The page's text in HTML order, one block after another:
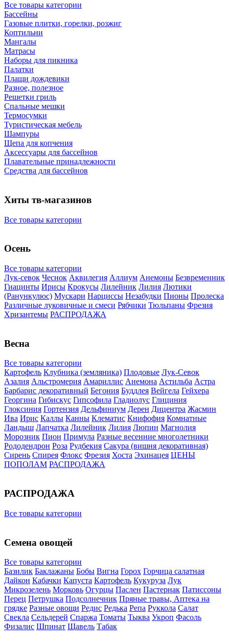
Все товары категории
Бассейны
Газовые плитки, горелки, розжиг
Коптильни
Мангалы
Матрасы
Наборы для пикника
Палатки
Плащи дождевики
Разное, полезное
Решетки гриль
Спальные мешки
Термосумки
Туристическая мебель
Шампуры
Щепа для копчения
Аксессуары для бассейнов
Плавательные принадлежности
Средства для бассейнов
Хиты тв-магазинов
Все товары категории
Осень
Все товары категории
Лук-севок Чеснок Аквилегия Аллиум Анемоны Безвременник
Гиацинты Ирисы Крокусы Лилейник Лилия Лютики
(Ранункулюс) Мускари Нарцисcы Незабудки Пионы Пролеска
Различные луковичные и смеси Рябчики Тюльпаны Фрезия
Хризантемы РАСПРОДАЖА
Весна
Все товары категории
Картофель Клубника (земляника) Плодовые Лук-Севок
Азалия Альстромерия Амариллис Анемона Астильба Астра
Барбарис декоративный Бегония Буддлея Вейгела Гейхера
Георгина Гибискус Гипсофила Гладиолус Глициния
Глоксиния Гортензия Дельфиниум Дерен Дицентра Жасмин
Ива Ирис Каллы Канны Клематис Книфофия Комнатные
Ландыш Лапчатка Лилейник Лилия Люпин Магнолия
Морозник Пион Примула Разные весенние многолетники
Рододендрон Роза Рудбекия Сакура (вишня декоративная)
Сирень Спирея Флокс Фрезия Хоста Эхинацея ЦЕНЫ
ПОПОЛАМ РАСПРОДАЖА
РАСПРОДАЖА
Все товары категории
Семена овощей
Все товары категории
Базилик Баклажаны Бобы Вигна Горох Горчица салатная
Дайкон Кабачки Капуста Картофель Кукуруза Лук
Микрозелень Морковь Огурцы Паслен Пастернак Патиссоны
Перец Петрушка Подсолнечник Пряные травы, Аптека на
грядке Разные овощи Редис Редька Репа Руккола Салат
Свекла Сельдерей Спаржа Томаты Тыква Укроп Фасоль
Физалис Шпинат Щавель Табак